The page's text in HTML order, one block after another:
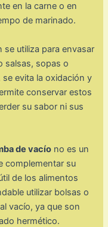
en la carne o en
de marinado.
se utiliza para envasar
salsas, sopas o
se evita la oxidación y
conservar estos
su sabor ni sus
de vacío no es un
complementar su
de los alimentos
utilizar bolsas o
vacío, ya que son
hermético.